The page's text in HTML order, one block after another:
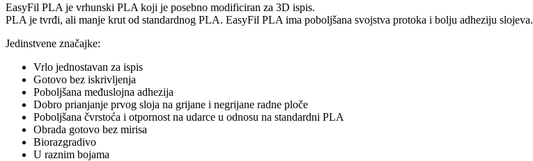
EasyFil PLA je vrhunski PLA koji je posebno modificiran za 3D ispis.
PLA je tvrđi, ali manje krut od standardnog PLA. EasyFil PLA ima poboljšana svojstva protoka i bolju adheziju slojeva.
Jedinstvene značajke:
Vrlo jednostavan za ispis
Gotovo bez iskrivljenja
Poboljšana međuslojna adhezija
Dobro prianjanje prvog sloja na grijane i negrijane radne ploče
Poboljšana čvrstoća i otpornost na udarce u odnosu na standardni PLA
Obrada gotovo bez mirisa
Biorazgradivo
U raznim bojama